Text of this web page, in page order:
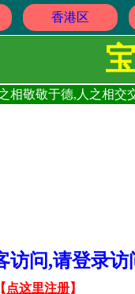
香港区
相敬敬于德,人之相
访问,请登录
【 点这里注册】